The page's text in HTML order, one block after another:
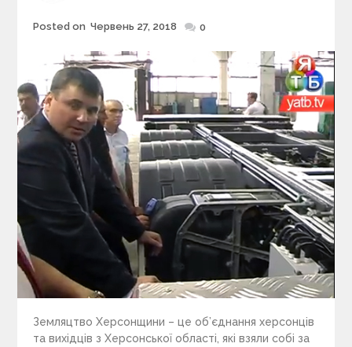
Posted
Posted on Червень 27, 2018 0
Земляцтво Херсонщини – це об’єднання херсонців
та вихідців з Херсонської області, які взяли собі за